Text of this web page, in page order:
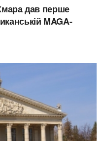
дав перше
MAGA-